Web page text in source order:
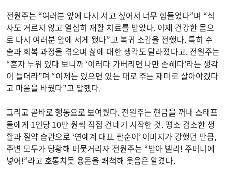
전원주는 “여러분 앞에 다시 서고 싶어서 너무 힘들었다”며 “식
사도 거르지 않고 열심히 재활 치료를 받았다. 이제 건강한 몸으
로 다시 여러분 앞에 서게 됐다”고 복귀 소감을 전했다. 특히 수
술과 회복 과정을 겪으며 삶에 대한 생각도 달라졌다고. 전원주는
“혼자 누워 있다 보니까 ‘이러다 가버리면 나만 손해다’라는 생각
이 들더라”며 “이제는 있으면 있는 대로 주는 재미로 살아야겠다
고 마음을 바꿨다”고 말했다.
그리고 곧바로 행동으로 보여줬다. 전원주는 현금을 꺼내 스태프
들에게 1인당 10만 원씩 직접 건네기 시작한 것. 평소 검소한 생
활과 절약 습관으로 ‘연예계 대표 짠순이’ 이미지가 강했던 만큼,
주변 모두가 당황해 머뭇거리자 전원주는 “받아 빨리! 주머니에
넣어!”라고 호통치듯 용돈을 쾌척해 웃음은 알겼다.